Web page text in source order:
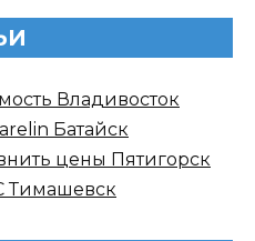
Владивосток
Батайск
цены Пятигорск
Тимашевск